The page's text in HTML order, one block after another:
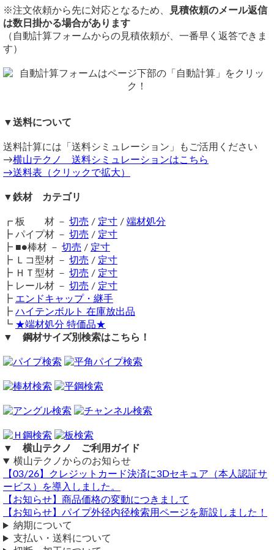
加工性がよく、メッキもしやすいですが、黒皮よりも錆びや
すくなっています。
注意事項
鉄材は性質上、錆が生じます。販売品も多少の錆がある場合
在庫不足の場合は取り寄せとなるため納期に＋数日を要しま
に伴う擦り傷や汚れ・歪み等が発生します事をご了承くださ
商品の返品・交換はお受けできません。
購入方法
商品購入は自動計算フォームに必要寸法・数量等を入力し、
とお進みください。
ご注文メール返信にて送料・振込先等をご連絡いたします。
自動計算フォームでの試算ができない場合や複雑な加工を伴
う品の場合は、メールフォーム（見積依頼・注文依頼）より
お問い合わせください。
4x8板（1,219mmx2,438mm)
切断
シャーリング切断（切断費は単価に込）
切断公差：±1.0mm ～ 2.0mm（板厚・切断サイズによる）
同サイズまとめ買いで多数同時注文割引適用！詳しくはこち
⇒ 酸洗い鋼板(黒皮除去) 切り売り
⇒ 冷延鋼板(光沢ありダル仕上) 切り売り
※注文依頼から先に対応となるため、
見積依頼のメール返信
は数日掛かる場合があります
（自動計算フォームからの見積依頼が、一番早く返答できま
す）
▼送料について
送料計算には「送料シミュレーション」もご活用ください
→横山テクノ 送料シミュレーションはこちら
→送料表（クリックで拡大）
▼鉄材 カテゴリ
┏ 板 材 － 切売 / 定寸 / 端材処分
┣ パイプ材 － 切売 / 定寸
┣ ■●棒材 － 切売 / 定寸
┣ Ｌコ型材 － 切売 / 定寸
┣ ＨＴ型材 － 切売 / 定寸
┣ レール材 － 切売 / 定寸
┣ エンドキャップ・継手
┣ ハイテンボルト 在庫放出品
┗ ★端材処分 特価品★
▼ 鋼材サイズ別検索はこちら！
▼ 横山テクノ ご利用ガイド
横山テクノからのお知らせ
【03/26】クレジットカード決済に3Dセキュア（本人認証サ
ービス）を導入しました。
【お知らせ】商品価格の変動につきまして
【お知らせ】パイプ外径内径検索用ページを新設しました！
納期について
支払い・送料について